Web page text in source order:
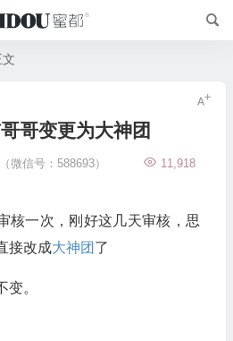
文
哥变更为大神团
微信号：588693）
11,918
核一次，刚好这几天审核，思
接改成大神团 了
变。